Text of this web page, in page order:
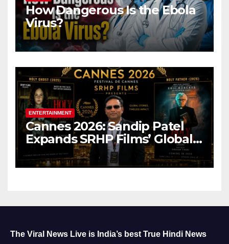
How Dangerous Is the Ebola
Virus?
ENTERTAINMENT
Cannes 2026: Sandip Patel
Expands SRHP Films’ Global
Reach
The Viral News Live is India’s best True Hindi News